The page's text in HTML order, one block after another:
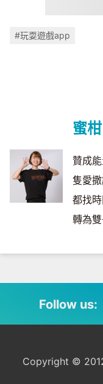
#玩耍遊戲app
蜜柑
贊成
隻愛
都找
轉為
Follow us:
Copyright ©